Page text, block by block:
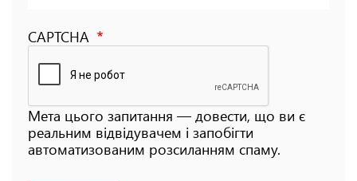
CAPTCHA
Мета цього запитання — довести, що ви є
реальним відвідувачем і запобігти
автоматизованим розсиланням спаму.